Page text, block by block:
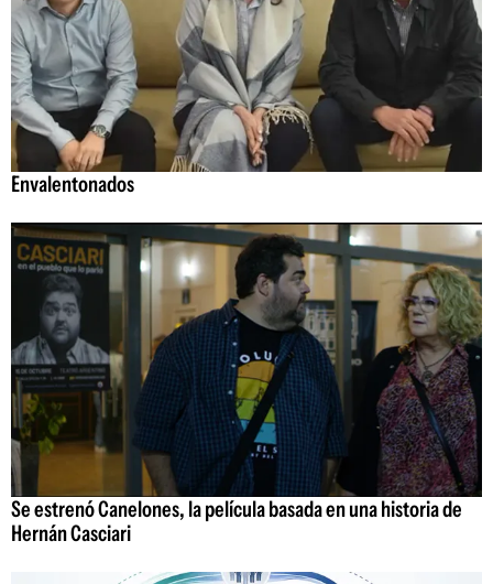
Envalentonados
Se estrenó Canelones, la película basada en una historia de
Hernán Casciari